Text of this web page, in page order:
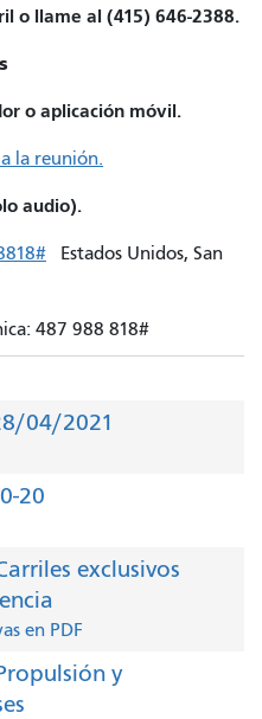
o llame al (415) 646-2388.
o aplicación móvil.
la reunión.
audio).
Estados Unidos, San
487 988 818#
04/2021
20
exclusivos
en PDF
y